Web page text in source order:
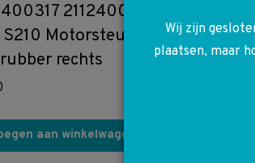
2112400317
Motorsteun
rechts
aan winkelwagen
Wij zijn
plaatsen, maar